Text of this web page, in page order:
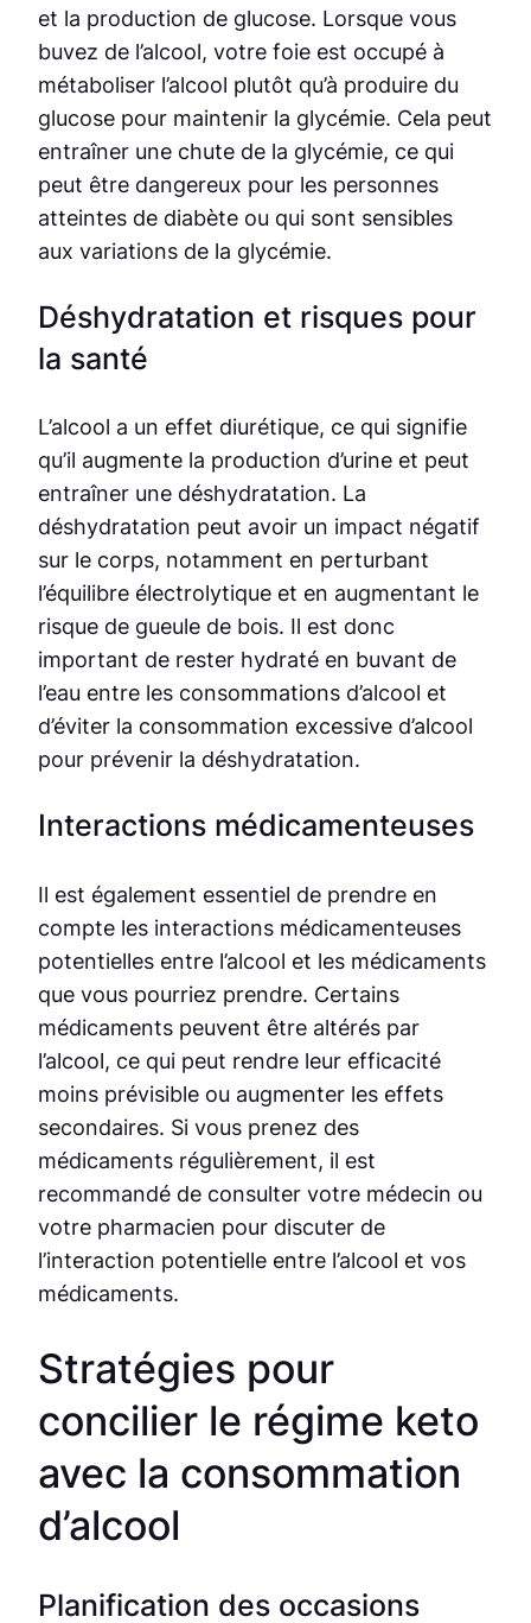
et la production de glucose. Lorsque vous
buvez de l’alcool, votre foie est occupé à
métaboliser l’alcool plutôt qu’à produire du
glucose pour maintenir la glycémie. Cela peut
entraîner une chute de la glycémie, ce qui
peut être dangereux pour les personnes
atteintes de diabète ou qui sont sensibles
aux variations de la glycémie.
Déshydratation et risques pour
la santé
L’alcool a un effet diurétique, ce qui signifie
qu’il augmente la production d’urine et peut
entraîner une déshydratation. La
déshydratation peut avoir un impact négatif
sur le corps, notamment en perturbant
l’équilibre électrolytique et en augmentant le
risque de gueule de bois. Il est donc
important de rester hydraté en buvant de
l’eau entre les consommations d’alcool et
d’éviter la consommation excessive d’alcool
pour prévenir la déshydratation.
Interactions médicamenteuses
Il est également essentiel de prendre en
compte les interactions médicamenteuses
potentielles entre l’alcool et les médicaments
que vous pourriez prendre. Certains
médicaments peuvent être altérés par
l’alcool, ce qui peut rendre leur efficacité
moins prévisible ou augmenter les effets
secondaires. Si vous prenez des
médicaments régulièrement, il est
recommandé de consulter votre médecin ou
votre pharmacien pour discuter de
l’interaction potentielle entre l’alcool et vos
médicaments.
Stratégies pour
concilier le régime keto
avec la consommation
d’alcool
Planification des occasions